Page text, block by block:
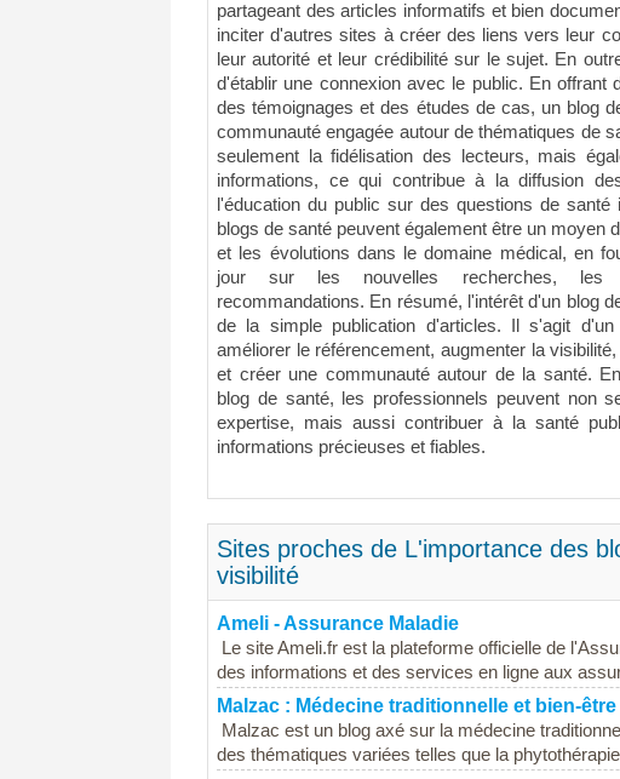
partageant des articles informatifs et bien
inciter d'autres sites à créer des liens vers leur
leur autorité et leur crédibilité sur le sujet. En
d'établir une connexion avec le public. En offrant
des témoignages et des études de cas, un blog
communauté engagée autour de thématiques de
seulement la fidélisation des lecteurs, mais
informations, ce qui contribue à la diffusion
l'éducation du public sur des questions de santé
blogs de santé peuvent également être un moyen
et les évolutions dans le domaine médical, en
jour sur les nouvelles recherches, les
recommandations. En résumé, l'intérêt d'un blog
de la simple publication d'articles. Il s'agit d'un
améliorer le référencement, augmenter la
et créer une communauté autour de la santé.
blog de santé, les professionnels peuvent non
expertise, mais aussi contribuer à la santé
informations précieuses et fiables.
Sites proches de L'importance des
visibilité
Ameli - Assurance Maladie
Le site Ameli.fr est la plateforme officielle de
des informations et des services en ligne aux
Malzac : Médecine traditionnelle et bien-être
Malzac est un blog axé sur la médecine
des thématiques variées telles que la